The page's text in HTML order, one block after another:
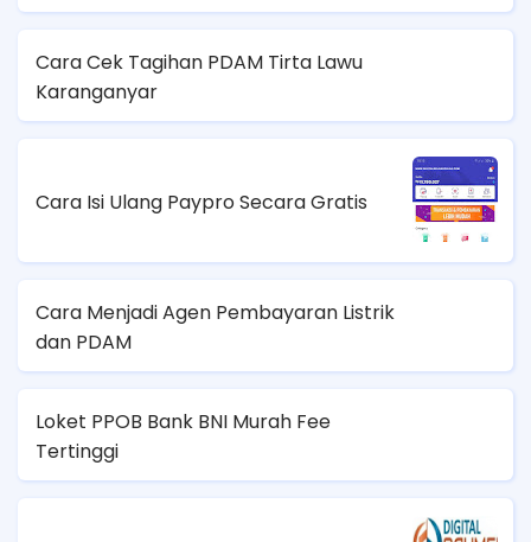
Cara Cek Tagihan PDAM Tirta Lawu
Karanganyar
Cara Isi Ulang Paypro Secara Gratis
Cara Menjadi Agen Pembayaran Listrik
dan PDAM
Loket PPOB Bank BNI Murah Fee
Tertinggi